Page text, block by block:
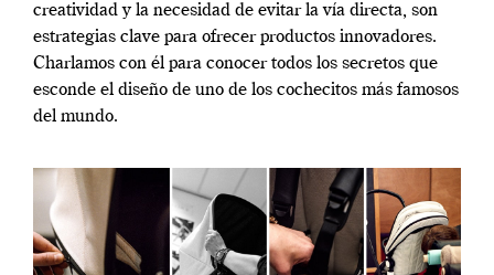
creatividad y la necesidad de evitar la vía directa, son
estrategias clave para ofrecer productos innovadores.
Charlamos con él para conocer todos los secretos que
esconde el diseño de uno de los cochecitos más famosos
del mundo.